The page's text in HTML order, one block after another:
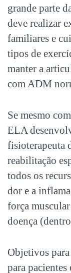
grande parte
deve realizar
familiares e
tipos de
manter a
com ADM
Se mesmo
ELA
fisioterapeuta
reabilitação
todos os
dor e a
força
doença
Objetivos
para